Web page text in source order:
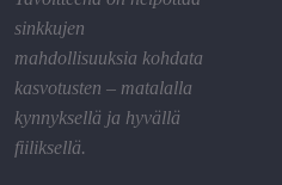
sinkkujen
mahdollisuuksia kohdata
kasvotusten – matalalla
kynnyksellä ja hyvällä
fiiliksellä.